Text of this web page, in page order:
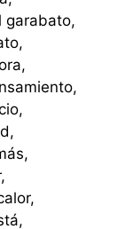
garabato,